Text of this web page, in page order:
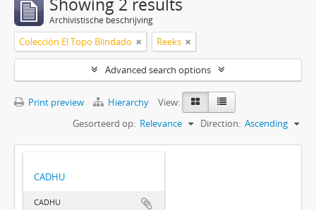
Showing 2 results
Archivistische beschrijving
Colección El Topo Blindado Reeks
Advanced search options
Print preview Hierarchy
View:
Gesorteerd op: Relevance Direction: Ascending
CADHU
CADHU